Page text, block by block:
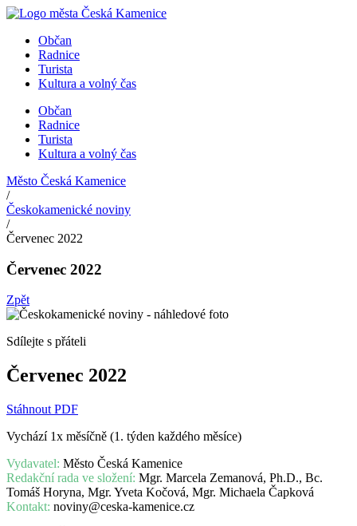
Přejít
obsahuObčan
Radnice
Turista
Kultura a volný čas
Občan
Radnice
Turista
Kultura a volný čas
Město Česká Kamenice
/
Českokamenické noviny
/
Červenec 2022
Červenec 2022
Zpět
Sdílejte s přáteli
Červenec 2022
Stáhnout PDF
Vychází 1x měsíčně (1. týden každého měsíce)
Vydavatel: Město Česká Kamenice
Redakční rada ve složení: Mgr. Marcela Zemanová, Ph.D., Bc.
Tomáš Horyna, Mgr. Yveta Kočová, Mgr. Michaela Čapková
Kontakt: noviny@ceska-kamenice.cz